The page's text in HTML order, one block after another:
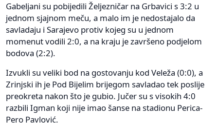
Gabeljani su pobijedili Željezničar na Grbavici s 3:2 u
jednom sjajnom meču, a malo im je nedostajalo da
savladaju i Sarajevo protiv kojeg su u jednom
momenut vodili 2:0, a na kraju je završeno podjelom
bodova (2:2).
Izvukli su veliki bod na gostovanju kod Veleža (0:0), a
Zrinjski ih je Pod Bijelim brijegom savladao tek poslije
preokreta nakon što je gubio. Jučer su s visokih 4:0
razbili Igman koji nije imao šanse na stadionu Perica-
Pero Pavlović.